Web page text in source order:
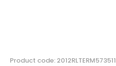
Product code: 2012RLTERM573511